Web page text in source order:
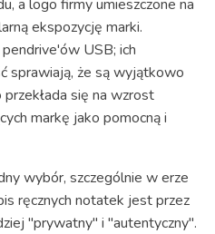
a logo firmy umieszczone na
ekspozycję marki.
USB; ich
sprawiają, że są wyjątkowo
się na wzrost
markę jako pomocną i
wybór, szczególnie w erze
ręcznych notatek jest przez
"prywatny" i "autentyczny".